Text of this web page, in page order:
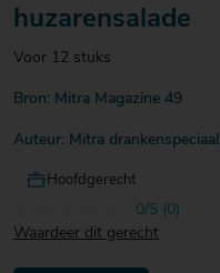
huzarensalade
Voor 12 stuks
Bron: Mitra Magazine 49
Auteur: Mitra
Hoofdgerecht
0/5 (0)
Waardeer dit gerecht